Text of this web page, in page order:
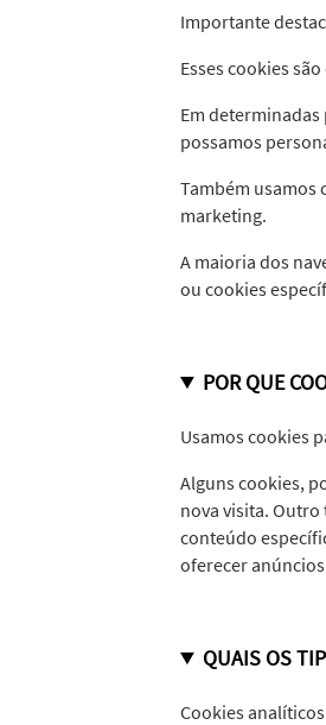
Importante
Esses cookies
Em
possamos
Também usamos
marketing.
A maioria dos
ou cookies
POR QUE
Usamos cookies
Alguns cookies,
nova visita.
conteúdo
oferecer
QUAIS OS
Cookies